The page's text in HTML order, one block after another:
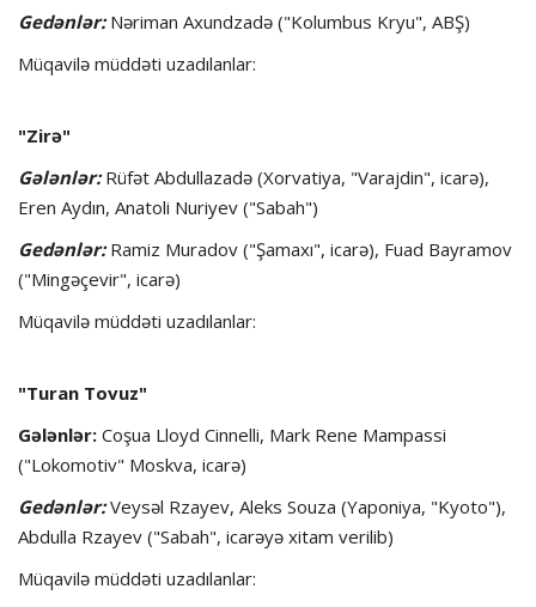
Gedənlər:Nəriman Axundzadə ("Kolumbus Kryu", ABŞ)
Müqavilə müddəti uzadılanlar:
"Zirə"
Gələnlər:Rüfət Abdullazadə (Xorvatiya, "Varajdin", icarə),
Eren Aydın, Anatoli Nuriyev ("Sabah")
Gedənlər:Ramiz Muradov ("Şamaxı", icarə), Fuad Bayramov
("Mingəçevir", icarə)
Müqavilə müddəti uzadılanlar:
"Turan Tovuz"
Gələnlər: Coşua Lloyd Cinnelli, Mark Rene Mampassi
("Lokomotiv" Moskva, icarə)
Gedənlər:Veysəl Rzayev, Aleks Souza (Yaponiya, "Kyoto"),
Abdulla Rzayev ("Sabah", icarəyə xitam verilib)
Müqavilə müddəti uzadılanlar: